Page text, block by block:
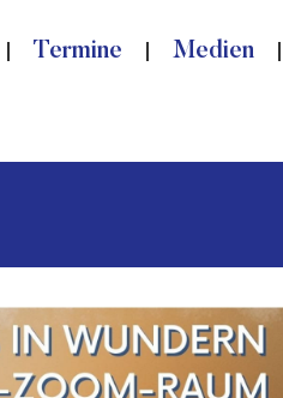
Termine Medien